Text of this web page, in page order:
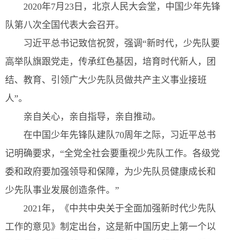
2020年7月23日，北京人民大会堂，中国少年先锋
队第八次全国代表大会召开。
习近平总书记致信祝贺，强调“新时代，少先队要
高举队旗跟党走，传承红色基因，培育时代新人，团
结、教育、引领广大少先队员做共产主义事业接班
人”。
亲自关心，亲自指导，亲自推动。
在中国少年先锋队建队70周年之际，习近平总书
记明确要求，“全党全社会要重视少先队工作。各级党
委和政府要加强领导和保障，为少先队员健康成长和
少先队事业发展创造条件。”
2021年，《中共中央关于全面加强新时代少先队
工作的意见》制定出台，这是新中国历史上第一个以